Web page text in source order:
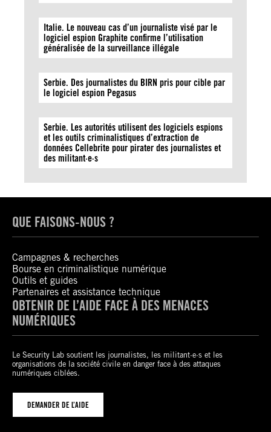
Italie. Le nouveau cas d’un journaliste visé par le
logiciel espion Graphite confirme l’utilisation
généralisée de la surveillance illégale
Serbie. Des journalistes du BIRN pris pour cible par
le logiciel espion Pegasus
Serbie. Les autorités utilisent des logiciels espions
et les outils criminalistiques d’extraction de
données Cellebrite pour pirater des journalistes et
des militant·e·s
QUE FAISONS-NOUS ?
Campagnes & recherches
Bourse en criminalistique numérique
Outils et guides
Partenaires et assistance technique
OBTENIR DE L’AIDE FACE À DES MENACES
NUMÉRIQUES
Le Security Lab soutient les journalistes, les militant·e·s et les
organisations de la société civile en danger face à des attaques
numériques ciblées.
DEMANDER DE L’AIDE